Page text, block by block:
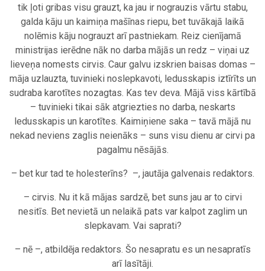
tik ļoti gribas visu grauzt, ka jau ir nograuzis vārtu stabu,
galda kāju un kaimiņa mašīnas riepu, bet tuvākajā laikā
nolēmis kāju nograuzt arī pastniekam. Reiz cienījamā
ministrijas ierēdne nāk no darba mājās un redz – viņai uz
lieveņa nomests cirvis. Caur galvu izskrien baisas domas –
māja uzlauzta, tuvinieki noslepkavoti, ledusskapis iztīrīts un
sudraba karotītes nozagtas. Kas tev deva. Mājā viss kārtībā
– tuvinieki tikai sāk atgriezties no darba, neskarts
ledusskapis un karotītes. Kaimiņiene saka – tavā mājā nu
nekad neviens zaglis neienāks – suns visu dienu ar cirvi pa
pagalmu nēsājās.
– bet kur tad te holesterīns? –, jautāja galvenais redaktors.
– cirvis. Nu it kā mājas sardzē, bet suns jau ar to cirvi
nesitīs. Bet nevietā un nelaikā pats var kalpot zaglim un
slepkavam. Vai saprati?
– nē –, atbildēja redaktors. Šo nesapratu es un nesapratīs
arī lasītāji.